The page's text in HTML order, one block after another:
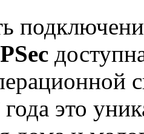
это